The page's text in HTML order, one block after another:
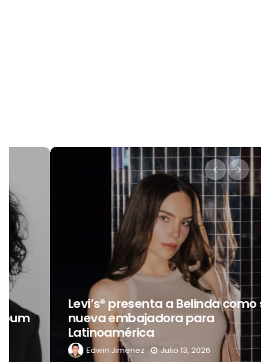
Levi’s® presenta a Belinda como su
nueva embajadora para
Latinoamérica
Edwin Jimenez Julio 13, 2026